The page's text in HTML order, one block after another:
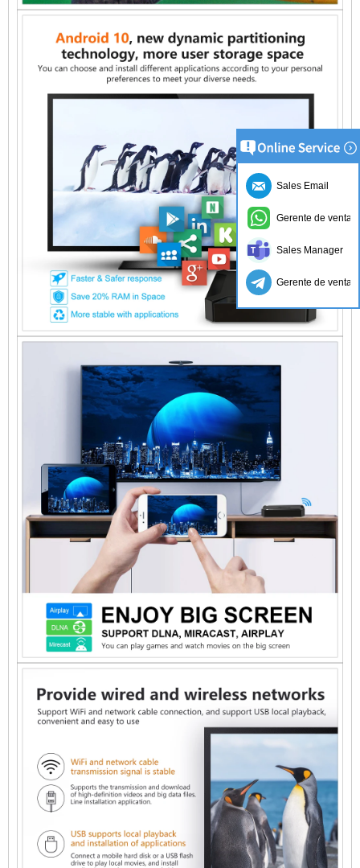
Sales Email
Gerente de ventas
Sales Manager
Gerente de ventas